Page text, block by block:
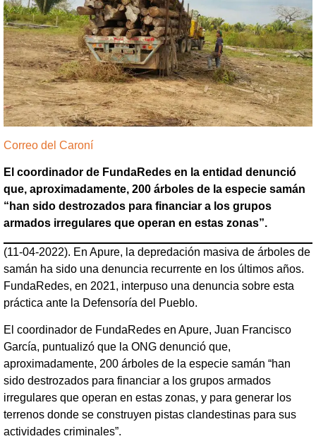
Correo del Caroní
El coordinador de FundaRedes en la entidad denunció
que, aproximadamente, 200 árboles de la especie samán
“han sido destrozados para financiar a los grupos
armados irregulares que operan en estas zonas”.
(11-04-2022). En Apure, la depredación masiva de árboles de
samán ha sido una denuncia recurrente en los últimos años.
FundaRedes, en 2021, interpuso una denuncia sobre esta
práctica ante la Defensoría del Pueblo.
El coordinador de FundaRedes en Apure, Juan Francisco
García, puntualizó que la ONG denunció que,
aproximadamente, 200 árboles de la especie samán “han
sido destrozados para financiar a los grupos armados
irregulares que operan en estas zonas, y para generar los
terrenos donde se construyen pistas clandestinas para sus
actividades criminales”.